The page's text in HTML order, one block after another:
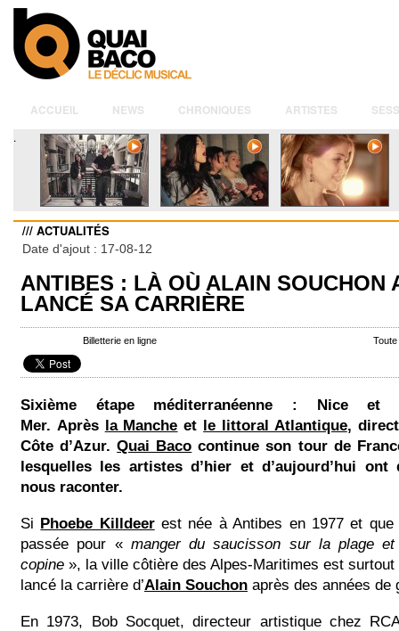
ACCUEIL NEWS CHRONIQUES ARTISTES
.
/// ACTUALITÉS
Date d'ajout : 17-08-12
ANTIBES : LÀ OÙ ALAIN SOUCHON
LANCÉ SA CARRIÈRE
Billetterie en ligne
Sixième étape méditerranéenne : Nice et
Mer. Après la Manche et le littoral Atlantique,
Côte d’Azur.Quai Baco continue son tour de
lesquelles les artistes d’hier et d’aujourd’hui ont
nous raconter.
Si Phoebe Killdeerest née à Antibes en 1977 et que
passée pour « manger du saucisson sur la plage
copine », la ville côtière des Alpes-Maritimes est surtout
lancé la carrière d’Alain Souchon après des années de
En 1973, Bob Socquet, directeur artistique chez